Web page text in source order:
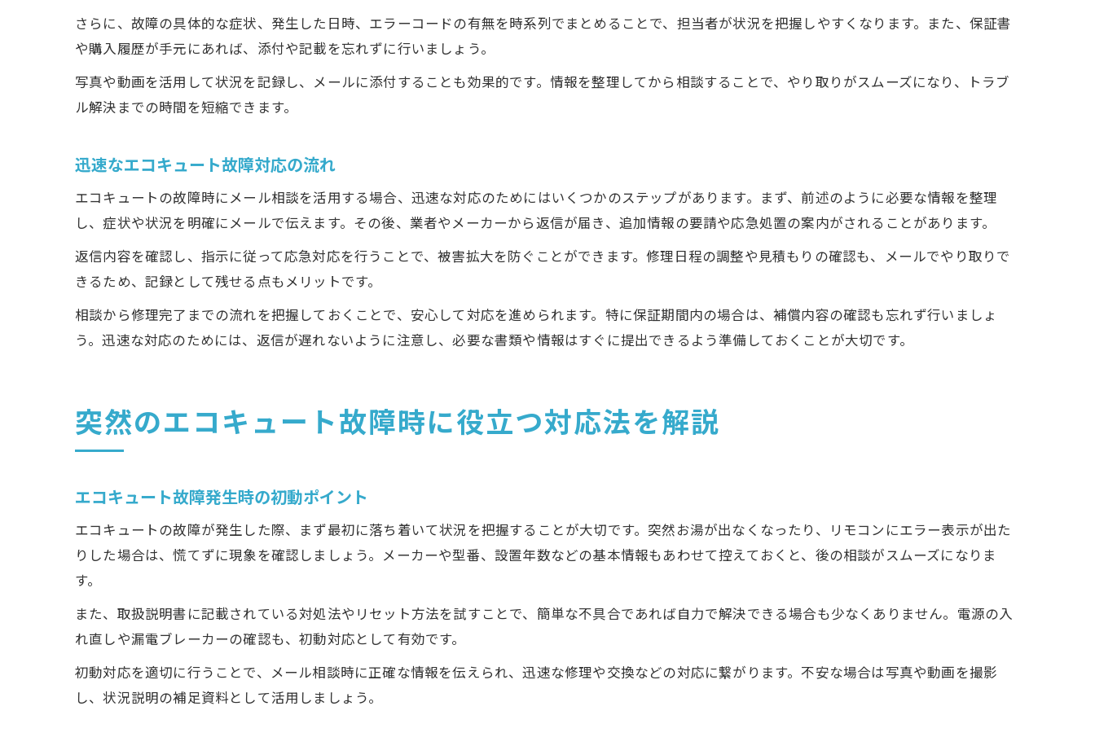
さらに、故障の具体的な症状、発生した日時、エラーコードの有無を時系列でまとめることで、担当者が状況を把握しやすくなります。また、保証書
や購入履歴が手元にあれば、添付や記載を忘れずに行いましょう。
写真や動画を活用して状況を記録し、メールに添付することも効果的です。情報を整理してから相談することで、やり取りがスムーズになり、トラブ
ル解決までの時間を短縮できます。
迅速なエコキュート故障対応の流れ
エコキュートの故障時にメール相談を活用する場合、迅速な対応のためにはいくつかのステップがあります。まず、前述のように必要な情報を整理
し、症状や状況を明確にメールで伝えます。その後、業者やメーカーから返信が届き、追加情報の要請や応急処置の案内がされることがあります。
返信内容を確認し、指示に従って応急対応を行うことで、被害拡大を防ぐことができます。修理日程の調整や見積もりの確認も、メールでやり取りで
きるため、記録として残せる点もメリットです。
相談から修理完了までの流れを把握しておくことで、安心して対応を進められます。特に保証期間内の場合は、補償内容の確認も忘れず行いましょ
う。迅速な対応のためには、返信が遅れないように注意し、必要な書類や情報はすぐに提出できるよう準備しておくことが大切です。
突然のエコキュート故障時に役立つ対応法を解説
エコキュート故障発生時の初動ポイント
エコキュートの故障が発生した際、まず最初に落ち着いて状況を把握することが大切です。突然お湯が出なくなったり、リモコンにエラー表示が出た
りした場合は、慌てずに現象を確認しましょう。メーカーや型番、設置年数などの基本情報もあわせて控えておくと、後の相談がスムーズになりま
す。
また、取扱説明書に記載されている対処法やリセット方法を試すことで、簡単な不具合であれば自力で解決できる場合も少なくありません。電源の入
れ直しや漏電ブレーカーの確認も、初動対応として有効です。
初動対応を適切に行うことで、メール相談時に正確な情報を伝えられ、迅速な修理や交換などの対応に繋がります。不安な場合は写真や動画を撮影
し、状況説明の補足資料として活用しましょう。